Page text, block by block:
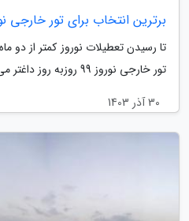
برترین انتخاب برای تور خارجی
تا رسیدن تعطیلات نوروز کمتر از دو
تور خارجی نوروز 99 روزبه روز داغتر می گردد.
30 آذر 1403